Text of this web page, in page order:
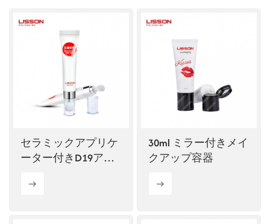
セラミックアプリケ
ーター付きD19アイ
ッケージのOEMサー
30ml ミラー付きメイ
クアップ容器